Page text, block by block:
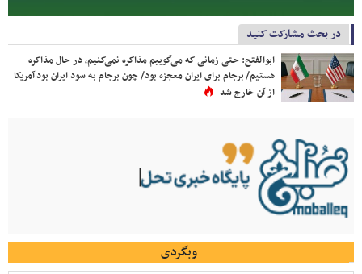
در بحث مشارکت کنید
ابوالفتح: حتی زمانی که می‌گوییم مذاکره نمی‌کنیم، در حال مذاکره
هستیم/ برجام برای ایران معجزه بود/ چون برجام به سود ایران بود آمریکا
از آن خارج شد
وبگردی